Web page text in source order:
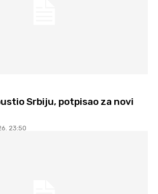
Srbiju, potpisao za novi
23:50